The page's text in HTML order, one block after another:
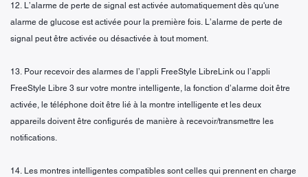
12. L’alarme de perte de signal est activée automatiquement dès qu'une
alarme de glucose est activée pour la première fois. L’alarme de perte de
signal peut être activée ou désactivée à tout moment.
13. Pour recevoir des alarmes de l’appli FreeStyle LibreLink ou l’appli
FreeStyle Libre 3 sur votre montre intelligente, la fonction d’alarme doit être
activée, le téléphone doit être lié à la montre intelligente et les deux
appareils doivent être configurés de manière à recevoir/transmettre les
notifications.
14. Les montres intelligentes compatibles sont celles qui prennent en charge